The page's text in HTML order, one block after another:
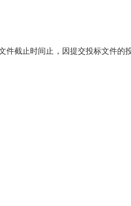
截止时间止，因提交投标文件的